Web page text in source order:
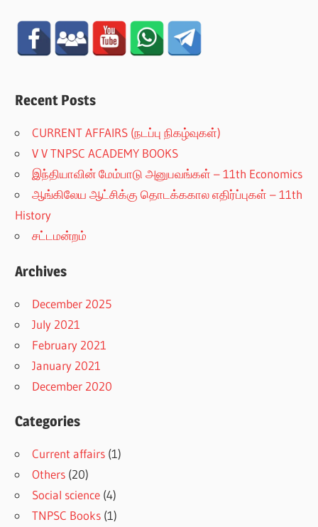
Recent Posts
CURRENT AFFAIRS (நடப்பு நிகழ்வுகள்)
V V TNPSC ACADEMY BOOKS
இந்தியாவின் மேம்பாடு அனுபவங்கள் – 11th Economics
ஆங்கிலேய ஆட்சிக்கு தொடக்ககால எதிர்ப்புகள் – 11th
History
சட்டமன்றம்
Archives
December 2025
July 2021
February 2021
January 2021
December 2020
Categories
Current affairs (1)
Others (20)
Social science (4)
TNPSC Books (1)